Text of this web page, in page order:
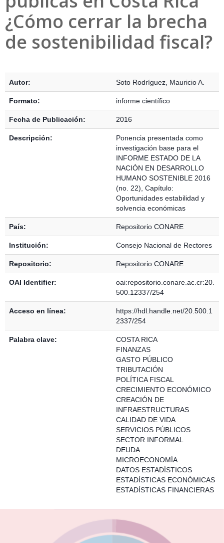
¿Cómo cerrar la brecha
de sostenibilidad fiscal?
Autor: Soto Rodríguez, Mauricio A.
Formato: informe científico
Fecha de Publicación: 2016
Descripción:
Ponencia presentada como
investigación base para el
INFORME ESTADO DE LA
NACIÓN EN DESARROLLO
HUMANO SOSTENIBLE 2016
(no. 22), Capítulo:
Oportunidades estabilidad y
solvencia económicas
País: Repositorio CONARE
Institución: Consejo Nacional de Rectores
Repositorio: Repositorio CONARE
OAI Identifier:
oai:repositorio.conare.ac.cr:20.
500.12337/254
Acceso en línea:
https://hdl.handle.net/20.500.1
2337/254
Palabra clave:
COSTA RICA
FINANZAS
GASTO PÚBLICO
TRIBUTACIÓN
POLÍTICA FISCAL
CRECIMIENTO ECONÓMICO
CREACIÓN DE
INFRAESTRUCTURAS
CALIDAD DE VIDA
SERVICIOS PÚBLICOS
SECTOR INFORMAL
DEUDA
MICROECONOMÍA
DATOS ESTADÍSTICOS
ESTADÍSTICAS ECONÓMICAS
ESTADÍSTICAS FINANCIERAS